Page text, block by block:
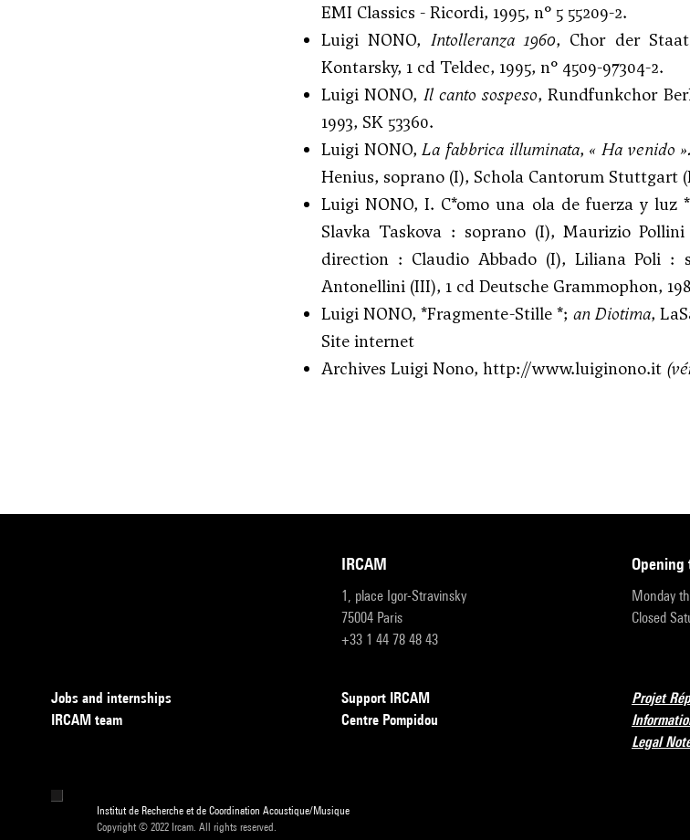
EMI Classics - Ricordi, 1995, n° 5 55209-2.
Luigi NONO, Intolleranza 1960, Chor der
Kontarsky, 1 cd Teldec, 1995, n° 4509-97304-2.
Luigi NONO, Il canto sospeso, Rundfunkchor
1993, SK 53360.
Luigi NONO,La fabbrica illuminata, « Ha venido ».
Henius, soprano (I), Schola Cantorum Stuttgart
Luigi NONO, I. C*omo una ola de fuerza y luz
Slavka Taskova : soprano (I), Maurizio
direction : Claudio Abbado (I), Liliana Poli :
Antonellini (III), 1 cd Deutsche Grammophon,
Luigi NONO, *Fragmente-Stille *; an Diotima,
Site internet
Archives Luigi Nono, http://www.luiginono.it
IRCAM
1, place Igor-Stravinsky
75004 Paris
+33 1 44 78 48 43
Monday
Closed
Jobs and internships
IRCAM team
Support IRCAM
Centre Pompidou
Projet
Legal
Institut de Recherche et de Coordination Acoustique/Musique
Copyright © 2022 Ircam. All rights reserved.